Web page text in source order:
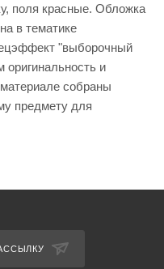
поля красные. Обложка
в тематике
"выборочный
оригинальность и
собраны
предмету для